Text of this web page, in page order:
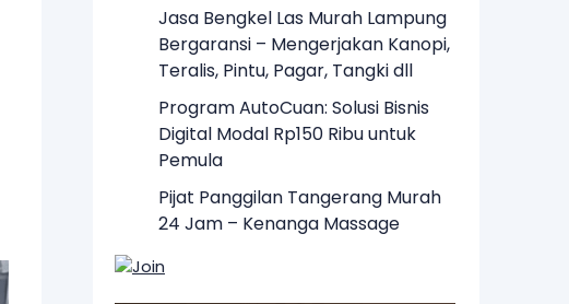
Jasa Bengkel Las Murah Lampung
Bergaransi – Mengerjakan Kanopi,
Teralis, Pintu, Pagar, Tangki dll
Program AutoCuan: Solusi Bisnis
Digital Modal Rp150 Ribu untuk
Pemula
Pijat Panggilan Tangerang Murah
24 Jam – Kenanga Massage